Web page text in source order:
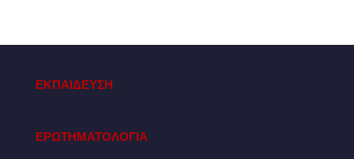
ΕΚΠΑΙΔΕΥΣΗ
ΕΡΩΤΗΜΑΤΟΛΟΓΙΑ